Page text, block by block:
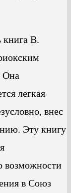
книга В.
Она
легкая
внес
Эту книгу
возможности
в Союз